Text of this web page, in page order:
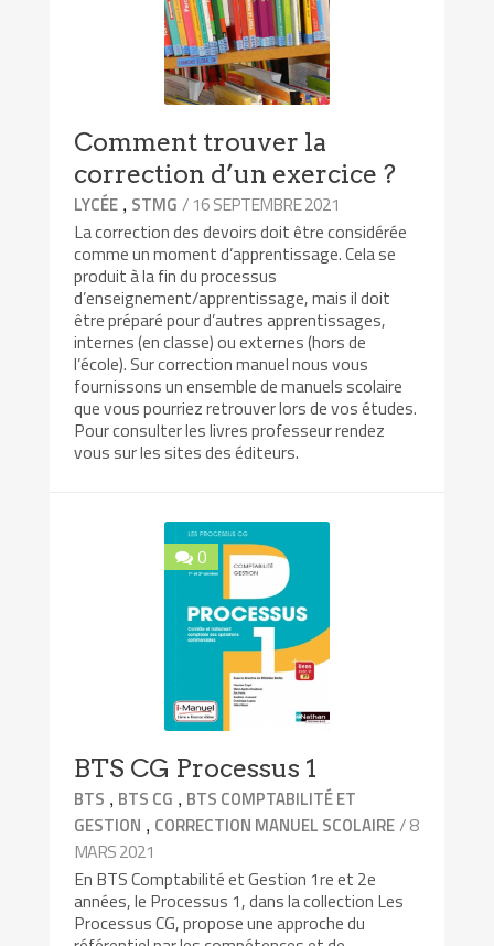
Comment trouver la
correction d’un exercice ?
LYCÉE , STMG / 16 SEPTEMBRE 2021
La correction des devoirs doit être considérée
comme un moment d’apprentissage. Cela se
produit à la fin du processus
d’enseignement/apprentissage, mais il doit
être préparé pour d’autres apprentissages,
internes (en classe) ou externes (hors de
l’école). Sur correction manuel nous vous
fournissons un ensemble de manuels scolaire
que vous pourriez retrouver lors de vos études.
Pour consulter les livres professeur rendez
vous sur les sites des éditeurs.
0
BTS CG Processus 1
BTS , BTS CG , BTS COMPTABILITÉ ET
GESTION , CORRECTION MANUEL SCOLAIRE/ 8
MARS 2021
En BTS Comptabilité et Gestion 1re et 2e
années, le Processus 1, dans la collection Les
Processus CG, propose une approche du